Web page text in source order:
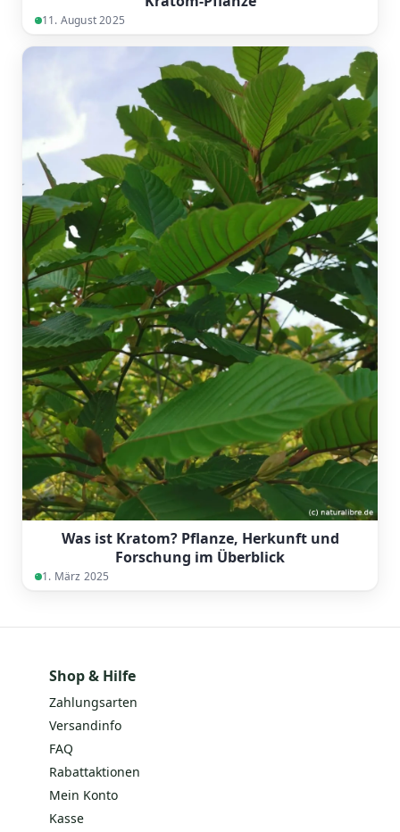
11. August 2025
Was ist Kratom? Pflanze, Herkunft und
Forschung im Überblick
1. März 2025
Shop & Hilfe
Zahlungsarten
Versandinfo
FAQ
Rabattaktionen
Mein Konto
Kasse